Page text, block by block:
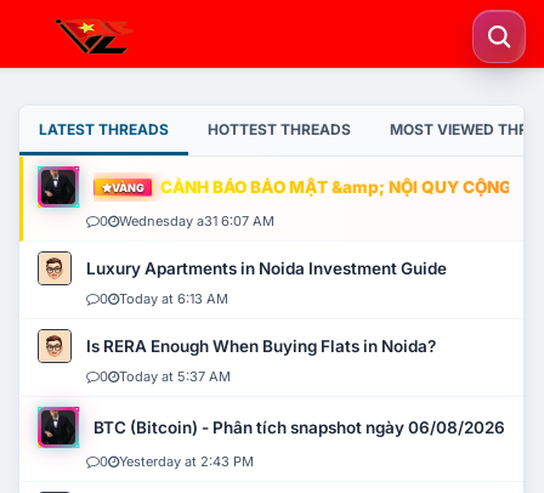
LATEST THREADS HOTTEST THREADS MOST VIEWED
VÀNG CẢNH BÁO BẢO MẬT &amp; NỘI QUY CỘNG
0 Wednesday a31 6:07 AM
Luxury Apartments in Noida Investment Guide
0 Today at 6:13 AM
Is RERA Enough When Buying Flats in Noida?
0 Today at 5:37 AM
BTC (Bitcoin) - Phân tích snapshot ngày 06/08/2026
0 Yesterday at 2:43 PM